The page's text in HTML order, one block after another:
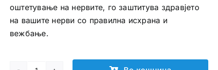
оштетување на нервите, го заштитува здравјето
на вашите нерви со правилна исхрана и
вежбање.